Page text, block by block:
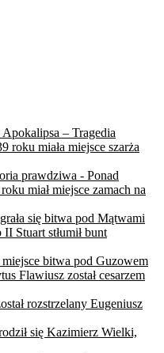
– Tragedia
roku miała miejsce szarża
prawdziwa - Ponad
miał miejsce zamach na
się bitwa pod Mątwami
Stuart stłumił bunt
bitwa pod Guzowem
Flawiusz został cesarzem
rozstrzelany Eugeniusz
się Kazimierz Wielki,